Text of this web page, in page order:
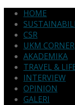
HOME
CSR
UKM CORNER
AKADEMIKA
TRAVEL &
INTERVIEW
OPINION
GALERI